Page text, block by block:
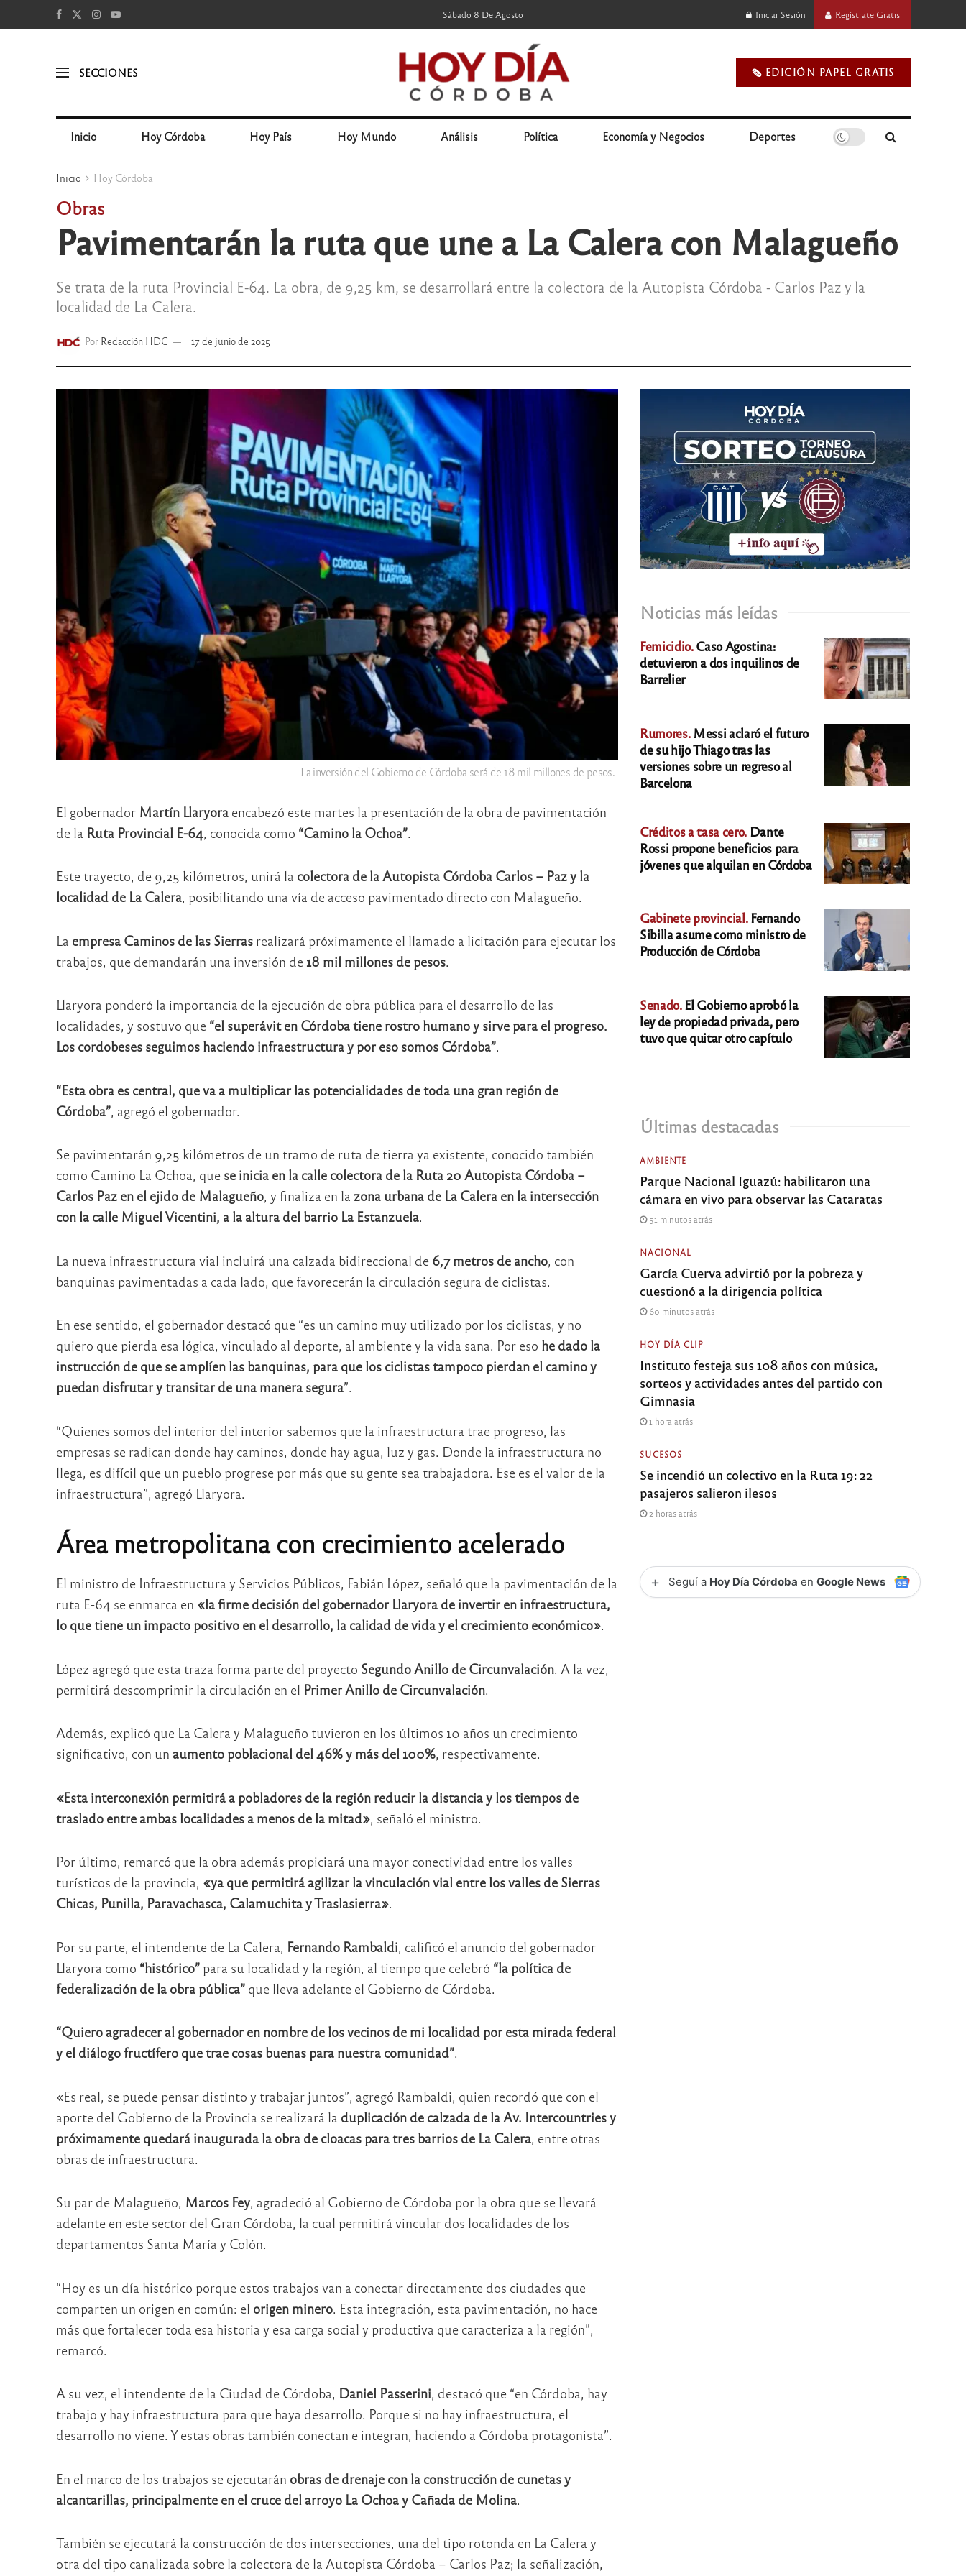
Sábado 8 De Agosto Iniciar Sesión Regístrate Gratis
SECCIONES 🗞️ EDICIÓN PAPEL GRATIS
Inicio Hoy Córdoba Hoy País Hoy Mundo Análisis Política Economía y Negocios Deportes
Inicio Hoy Córdoba
Obras
Pavimentarán la ruta que une a La Calera con Malagueño
Se trata de la ruta Provincial E-64. La obra, de 9,25 km, se desarrollará entre la colectora de la Autopista Córdoba - Carlos Paz y la
localidad de La Calera.
Por Redacción HDC 17 de junio de 2025
La inversión del Gobierno de Córdoba será de 18 mil millones de pesos.
El gobernador Martín Llaryoraencabezó este martes la presentación de la obra de pavimentación
de la Ruta Provincial E-64, conocida como “Camino la Ochoa”.
Este trayecto, de 9,25 kilómetros, unirá la colectora de la Autopista Córdoba Carlos – Paz y la
localidad de La Calera, posibilitando una vía de acceso pavimentado directo con Malagueño.
La empresa Caminos de las Sierrasrealizará próximamente el llamado a licitación para ejecutar los
trabajos, que demandarán una inversión de 18 mil millones de pesos.
Llaryora ponderó la importancia de la ejecución de obra pública para el desarrollo de las
localidades, y sostuvo que“el superávit en Córdoba tiene rostro humano y sirve para el progreso.
Los cordobeses seguimos haciendo infraestructura y por eso somos Córdoba”.
“Esta obra es central, que va a multiplicar las potencialidades de toda una gran región de
Córdoba”, agregó el gobernador.
Se pavimentarán 9,25 kilómetros de un tramo de ruta de tierra ya existente, conocido también
como Camino La Ochoa, quese inicia en la calle colectora de la Ruta 20 Autopista Córdoba –
Carlos Paz en el ejido de Malagueño, y finaliza en la zona urbana de La Calera en la intersección
con la calle Miguel Vicentini, a la altura del barrio La Estanzuela.
La nueva infraestructura vial incluirá una calzada bidireccional de 6,7 metros de ancho, con
banquinas pavimentadas a cada lado, que favorecerán la circulación segura de ciclistas.
En ese sentido, el gobernador destacó que “es un camino muy utilizado por los ciclistas, y no
quiero que pierda esa lógica, vinculado al deporte, al ambiente y la vida sana. Por eso he dado la
instrucción de que se amplíen las banquinas, para que los ciclistas tampoco pierdan el camino y
puedan disfrutar y transitar de una manera segura”.
“Quienes somos del interior del interior sabemos que la infraestructura trae progreso, las
empresas se radican donde hay caminos, donde hay agua, luz y gas. Donde la infraestructura no
llega, es difícil que un pueblo progrese por más que su gente sea trabajadora. Ese es el valor de la
infraestructura”, agregó Llaryora.
Área metropolitana con crecimiento acelerado
El ministro de Infraestructura y Servicios Públicos, Fabián López, señaló que la pavimentación de la
ruta E-64 se enmarca en «la firme decisión del gobernador Llaryora de invertir en infraestructura,
lo que tiene un impacto positivo en el desarrollo, la calidad de vida y el crecimiento económico».
López agregó que esta traza forma parte del proyecto Segundo Anillo de Circunvalación. A la vez,
permitirá descomprimir la circulación en el Primer Anillo de Circunvalación.
Además, explicó que La Calera y Malagueño tuvieron en los últimos 10 años un crecimiento
significativo, con un aumento poblacional del 46% y más del 100%, respectivamente.
«Esta interconexión permitirá a pobladores de la región reducir la distancia y los tiempos de
traslado entre ambas localidades a menos de la mitad», señaló el ministro.
Por último, remarcó que la obra además propiciará una mayor conectividad entre los valles
turísticos de la provincia, «ya que permitirá agilizar la vinculación vial entre los valles de Sierras
Chicas, Punilla, Paravachasca, Calamuchita y Traslasierra».
Por su parte, el intendente de La Calera, Fernando Rambaldi , calificó el anuncio del gobernador
Llaryora como “histórico”para su localidad y la región, al tiempo que celebró “la política de
federalización de la obra pública”que lleva adelante el Gobierno de Córdoba.
“Quiero agradecer al gobernador en nombre de los vecinos de mi localidad por esta mirada federal
y el diálogo fructífero que trae cosas buenas para nuestra comunidad”.
«Es real, se puede pensar distinto y trabajar juntos”, agregó Rambaldi, quien recordó que con el
aporte del Gobierno de la Provincia se realizará la duplicación de calzada de la Av. Intercountries y
próximamente quedará inaugurada la obra de cloacas para tres barrios de La Calera , entre otras
obras de infraestructura.
Su par de Malagueño, Marcos Fey, agradeció al Gobierno de Córdoba por la obra que se llevará
adelante en este sector del Gran Córdoba, la cual permitirá vincular dos localidades de los
departamentos Santa María y Colón.
“Hoy es un día histórico porque estos trabajos van a conectar directamente dos ciudades que
comparten un origen en común: el origen minero. Esta integración, esta pavimentación, no hace
más que fortalecer toda esa historia y esa carga social y productiva que caracteriza a la región”,
remarcó.
A su vez, el intendente de la Ciudad de Córdoba, Daniel Passerini, destacó que “en Córdoba, hay
trabajo y hay infraestructura para que haya desarrollo. Porque si no hay infraestructura, el
desarrollo no viene. Y estas obras también conectan e integran, haciendo a Córdoba protagonista”.
En el marco de los trabajos se ejecutarán obras de drenaje con la construcción de cunetas y
alcantarillas, principalmente en el cruce del arroyo La Ochoa y Cañada de Molina
También se ejecutará la construcción de dos intersecciones, una del tipo rotonda en La Calera y
otra del tipo canalizada sobre la colectora de la Autopista Córdoba – Carlos Paz; la señalización,
Noticias más leídas
Femicidio.Caso Agostina:
detuvieron a dos inquilinos de
Barrelier
Rumores.Messi aclaró el futuro
de su hijo Thiago tras las
versiones sobre un regreso al
Barcelona
Créditos a tasa cero. Dante
Rossi propone beneficios para
jóvenes que alquilan en Córdoba
Gabinete provincial.Fernando
Sibilla asume como ministro de
Producción de Córdoba
Senado.El Gobierno aprobó la
ley de propiedad privada, pero
tuvo que quitar otro capítulo
Últimas destacadas
AMBIENTE
Parque Nacional Iguazú: habilitaron una
cámara en vivo para observar las Cataratas
51 minutos atrás
NACIONAL
García Cuerva advirtió por la pobreza y
cuestionó a la dirigencia política
60 minutos atrás
HOY DÍA CLIP
Instituto festeja sus 108 años con música,
sorteos y actividades antes del partido con
Gimnasia
1 hora atrás
SUCESOS
Se incendió un colectivo en la Ruta 19: 22
pasajeros salieron ilesos
2 horas atrás
+ Seguí a Hoy Día Córdoba enGoogle News